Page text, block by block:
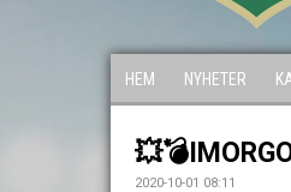
HEM NYHETER
2020-10-01 08:11